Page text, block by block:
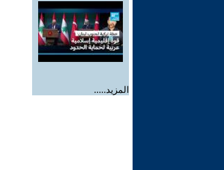
المزيد.....